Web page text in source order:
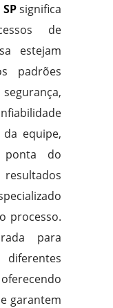
significa
de
estejam
padrões
equipe,
do
processo.
para
garantem